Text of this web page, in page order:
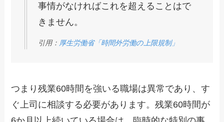
事情がなければこれを超えることはで
きません。
引用： 厚生労働省「時間外労働の上限規制」
つまり残業60時間を強いる職場は異常であり、す
ぐ上司に相談する必要があります。残業60時間が